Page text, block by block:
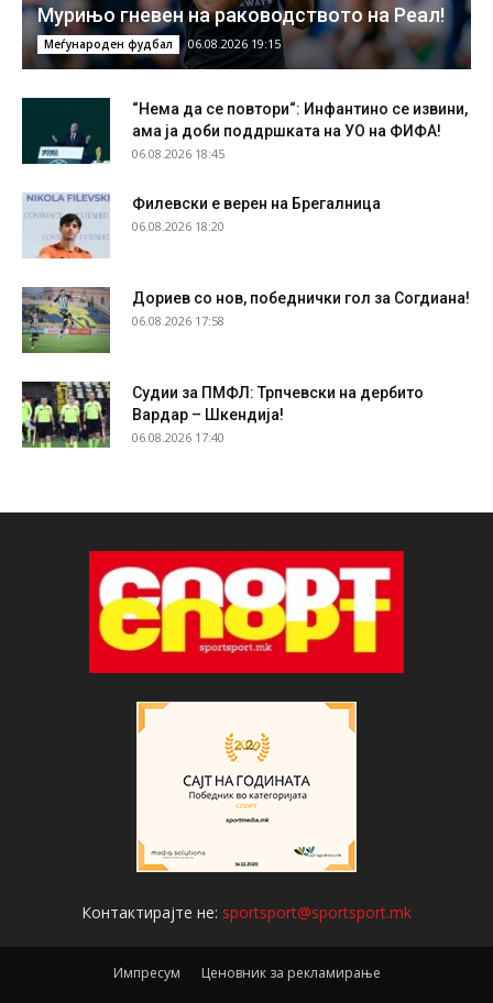
Мурињо гневен на раководството на Реал!
Меѓународен фудбал 06.08.2026 19:15
“Нема да се повтори“: Инфантино се извини,
ама ја доби поддршката на УО на ФИФА!
06.08.2026 18:45
Филевски е верен на Брегалница
06.08.2026 18:20
Дориев со нов, победнички гол за Согдиана!
06.08.2026 17:58
Судии за ПМФЛ: Трпчевски на дербито
Вардар – Шкендија!
06.08.2026 17:40
Контактирајте не: sportsport@sportsport.mk
Импресум Ценовник за рекламирање